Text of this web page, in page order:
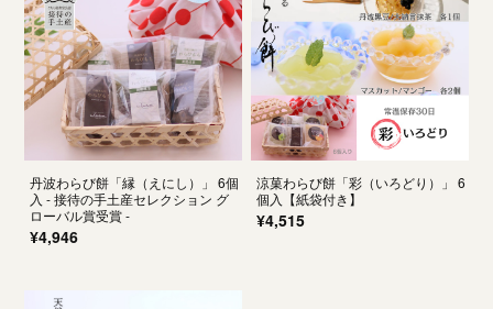
丹波わらび餅「縁（えにし）」 6個
入 - 接待の手土産セレクション グ
ローバル賞受賞 -
¥4,946
涼菓わらび餅「彩（いろどり）」 6
個入【紙袋付き】
¥4,515